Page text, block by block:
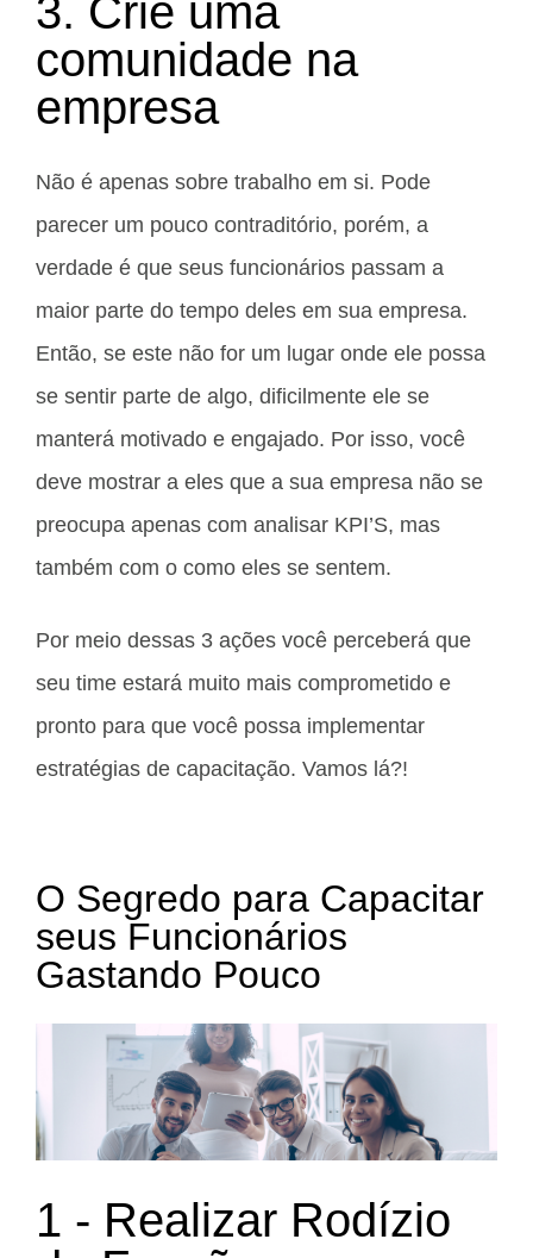
3. Crie uma
comunidade na
empresa
Não é apenas sobre trabalho em si. Pode
parecer um pouco contraditório, porém, a
verdade é que seus funcionários passam a
maior parte do tempo deles em sua empresa.
Então, se este não for um lugar onde ele possa
se sentir parte de algo, dificilmente ele se
manterá motivado e engajado. Por isso, você
deve mostrar a eles que a sua empresa não se
preocupa apenas com analisar KPI’S, mas
também com o como eles se sentem.
Por meio dessas 3 ações você perceberá que
seu time estará muito mais comprometido e
pronto para que você possa implementar
estratégias de capacitação. Vamos lá?!
O Segredo para Capacitar
seus Funcionários
Gastando Pouco
1 - Realizar Rodízio